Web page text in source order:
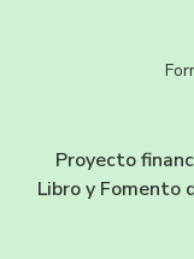
Proyecto
Libro y Fomento